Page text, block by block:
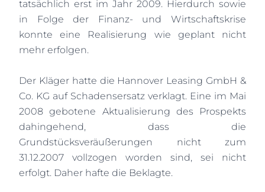
tatsächlich erst im Jahr 2009. Hierdurch sowie
in Folge der Finanz- und Wirtschaftskrise
konnte eine Realisierung wie geplant nicht
mehr erfolgen.
Der Kläger hatte die Hannover Leasing GmbH &
Co. KG auf Schadensersatz verklagt. Eine im Mai
2008 gebotene Aktualisierung des Prospekts
dahingehend, dass die
Grundstücksveräußerungen nicht zum
31.12.2007 vollzogen worden sind, sei nicht
erfolgt. Daher hafte die Beklagte.